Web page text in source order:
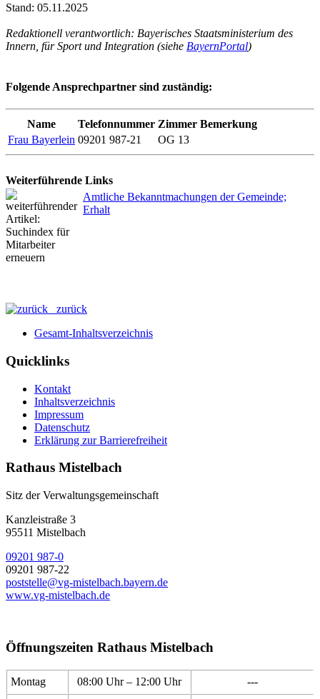
Stand: 05.11.2025
Redaktionell verantwortlich: Bayerisches Staatsministerium des
Innern, für Sport und Integration (siehe BayernPortal)
Folgende Ansprechpartner sind zuständig:
Name Telefonnummer Zimmer Bemerkung
Frau Bayerlein 09201 987-21 OG 13
Weiterführende Links
Amtliche Bekanntmachungen der Gemeinde;
Erhalt
zurück
Gesamt-Inhaltsverzeichnis
Quicklinks
Kontakt
Inhaltsverzeichnis
Impressum
Datenschutz
Erklärung zur Barrierefreiheit
Rathaus Mistelbach
Sitz der Verwaltungsgemeinschaft
Kanzleistraße 3
95511 Mistelbach
09201 987-0
09201 987-22
poststelle@vg-mistelbach.bayern.de
www.vg-mistelbach.de
Öffnungszeiten Rathaus Mistelbach
Montag 08:00 Uhr – 12:00 Uhr
---